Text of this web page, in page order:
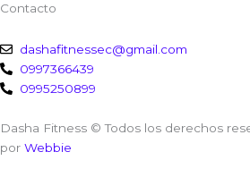
Contacto
dashafitnessec@gmail.com
0997366439
0995250899
Dasha Fitness © Todos los derechos
por Webbie